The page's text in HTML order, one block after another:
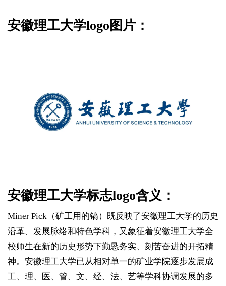
安徽理工大学logo图片：
安徽理工大学标志logo含义：
Miner Pick（矿工用的镐）既反映了安徽理工大学的历史
沿革、发展脉络和特色学科，又象征着安徽理工大学全
校师生在新的历史形势下勤恳务实、刻苦奋进的开拓精
神。安徽理工大学已从相对单一的矿业学院逐步发展成
工、理、医、管、文、经、法、艺等学科协调发展的多